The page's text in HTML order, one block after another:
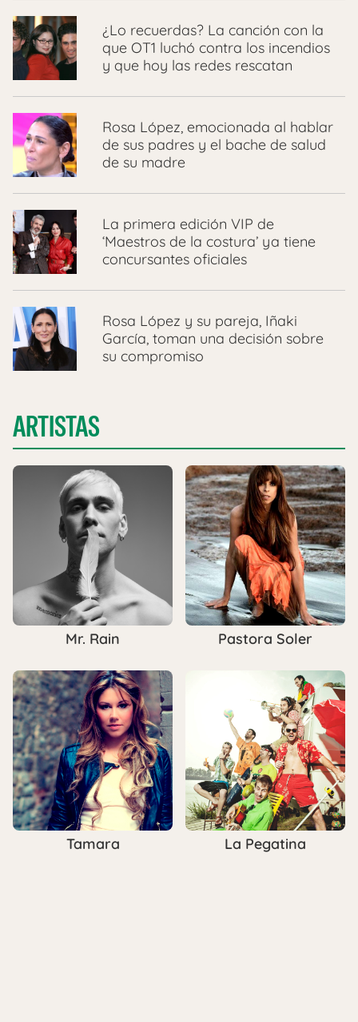
¿Lo recuerdas? La canción con la
que OT1 luchó contra los incendios
y que hoy las redes rescatan
Rosa López, emocionada al hablar
de sus padres y el bache de salud
de su madre
La primera edición VIP de
‘Maestros de la costura’ ya tiene
concursantes oficiales
Rosa López y su pareja, Iñaki
García, toman una decisión sobre
su compromiso
ARTISTAS
Mr. Rain Pastora Soler
Tamara La Pegatina